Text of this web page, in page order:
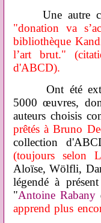
Une autre
"donation va
bibliothèque
l’art brut."
d'ABCD).
Ont été
5000 œuvres,
auteurs choisis
prêtés à Bruno
collection
(toujours selon
Aloïse, Wölfli,
légendé à
"Antoine Rabany
apprend plus